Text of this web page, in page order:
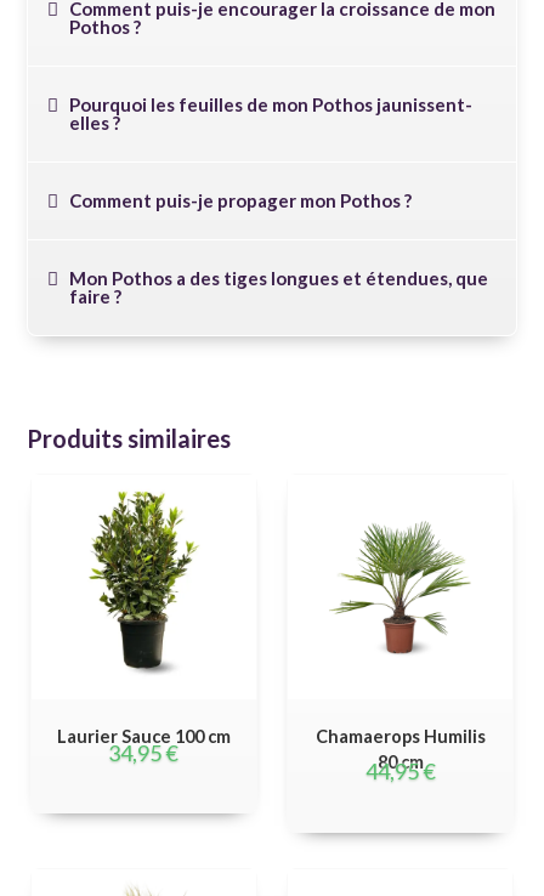
Comment puis-je encourager la croissance de mon
Pothos ?
Pourquoi les feuilles de mon Pothos jaunissent-
elles ?
Comment puis-je propager mon Pothos ?
Mon Pothos a des tiges longues et étendues, que
faire ?
Produits similaires
Laurier Sauce 100 cm
34,95€
Chamaerops Humilis
80 cm
44,95€